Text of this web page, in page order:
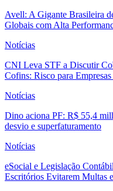
Avell: A Gigante Brasileira
Globais com Alta
Notícias
CNI Leva STF a Discutir
Cofins: Risco para
Notícias
Dino aciona PF: R$ 55,4
desvio e superfaturamento
Notícias
eSocial e Legislação
Escritórios Evitarem Multas